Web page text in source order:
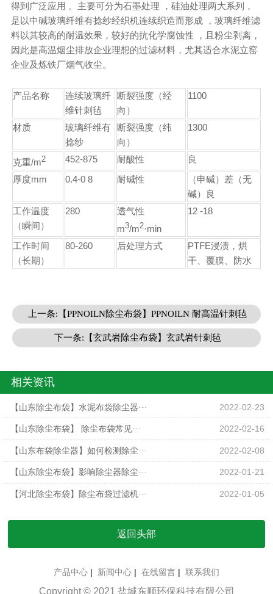
得到广泛应用 。主要可分为石墨处理 ，硅油处理两大系列，
是以中碱玻璃纤维有捻纱经织机连续织造而形成 ，玻璃纤维滤
料以其较高的耐温效果，较好的抗化学腐蚀性 ，且粉尘剥离，
因此是高温烟尘排放企业理想的过滤材料，尤其适合水泥立窑
企业及炼铁厂烟气收尘。
产品名称
连续玻璃纤
维针刺毡
断裂强度（经
向）
1100
材质
玻璃纤维有
捻纱
断裂强度（纬
向）
1300
克重/m2 452-875 耐酸性
良
厚度mm
0.4-0 8 耐碱性
（申碱）差（无
碱）良
工作温度
（瞬间）
280
透气性
m3/m2·min
12 -18
工作时间
（长期）
80-260 后处理方式
PTFE浸渍，烘
干、覆膜、防水
上一条:【PPNOILN除尘布袋】PPNOILN 耐高温针刺毡
下一条:【玄武岩除尘布袋】玄武岩针刺毡
相关资讯
2022-02-23
【山东除尘布袋】水泥布袋除尘器···
2022-02-16
【山东除尘布袋】 除尘布袋常见···
2022-02-08
【山东布袋除尘器】如何检测除尘···
2022-01-21
【山东除尘布袋】影响除尘器除尘···
2022-01-05
【河北除尘布袋】除尘布袋过滤机···
返回头部
产品中心 | 新闻中心 | 在线留言 | 联系我们
Copyright © 2021 盐城东顺环保科技有限公司